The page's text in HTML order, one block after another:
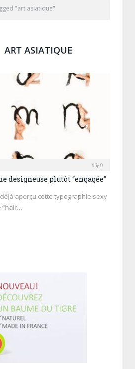
"art asiatique"
ART ASIATIQUE
0
designeuse plutôt “engagée”
aperçu cette typographie sexy
“hair…